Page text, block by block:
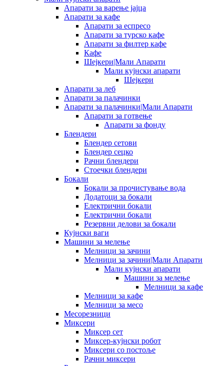
Апарати за варење јајца
Апарати за кафе
Апарати за еспресо
Апарати за турско кафе
Апарати за филтер кафе
Кафе
Шејкери|Мали Апарати
Мали кујнски апарати
Шејкери
Апарати за леб
Апарати за палачинки
Апарати за палачинки|Мали Апарати
Апарати за готвење
Апарати за фонду
Блендери
Блендер сетови
Блендер сецко
Рачни блендери
Стоечки блендери
Бокали
Бокали за прочистување вода
Додатоци за бокали
Електрични бокали
Електрични бокали
Резервни делови за бокали
Кујнски ваги
Машини за мелење
Мелници за зачини
Мелници за зачини|Мали Апарати
Мали кујнски апарати
Машини за мелење
Мелници за кафе
Мелници за кафе
Мелници за месо
Месорезници
Миксери
Миксер сет
Миксер-кујнски робот
Миксери со постоље
Рачни миксери